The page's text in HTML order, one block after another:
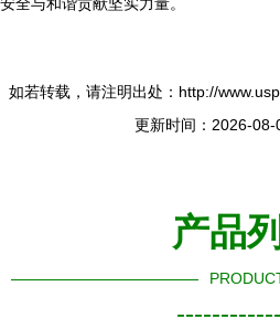
如若转载，请注明出处：http://
更新时间：2026-08-
产品